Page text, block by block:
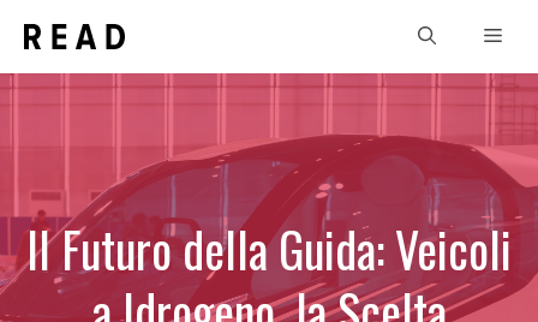
contenuto
Il Futuro della Guida: Veicoli